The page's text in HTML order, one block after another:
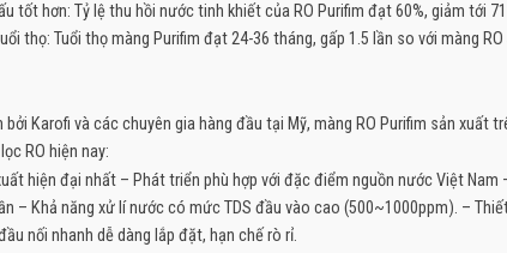
tốt hơn: Tỷ lệ thu hồi nước tinh khiết của RO Purifim đạt 60%, giảm tới
thọ: Tuổi thọ màng Purifim đạt 24-36 tháng, gấp 1.5 lần so với màng
Karofi và các chuyên gia hàng đầu tại Mỹ, màng RO Purifim sản xuất
RO hiện nay:
hiện đại nhất – Phát triển phù hợp với đặc điểm nguồn nước Việt Nam
– Khả năng xử lí nước có mức TDS đầu vào cao (500~1000ppm). –
nối nhanh dễ dàng lắp đặt, hạn chế rò rỉ.